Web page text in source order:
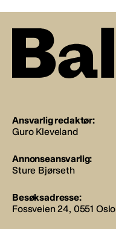
Ansvarlig redaktør:
Guro Kleveland
Annonseansvarlig:
Sture Bjørseth
Besøksadresse:
Fossveien 24, 0551 Oslo